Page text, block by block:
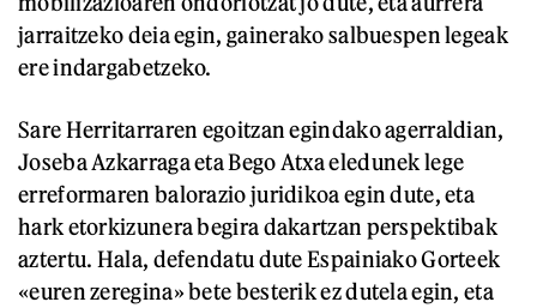
jarraitzeko deia egin, gainerako salbuespen legeak
ere indargabetzeko.
Sare Herritarraren egoitzan egindako agerraldian,
Joseba Azkarraga eta Bego Atxa eledunek lege
erreformaren balorazio juridikoa egin dute, eta
hark etorkizunera begira dakartzan perspektibak
aztertu. Hala, defendatu dute Espainiako Gorteek
«euren zeregina» bete besterik ez dutela egin, eta